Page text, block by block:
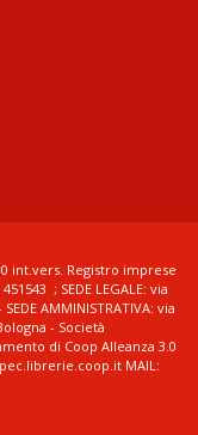
int.vers. Registro imprese
; SEDE LEGALE: via
AMMINISTRATIVA: via
- Società
di Coop Alleanza 3.0
MAIL: